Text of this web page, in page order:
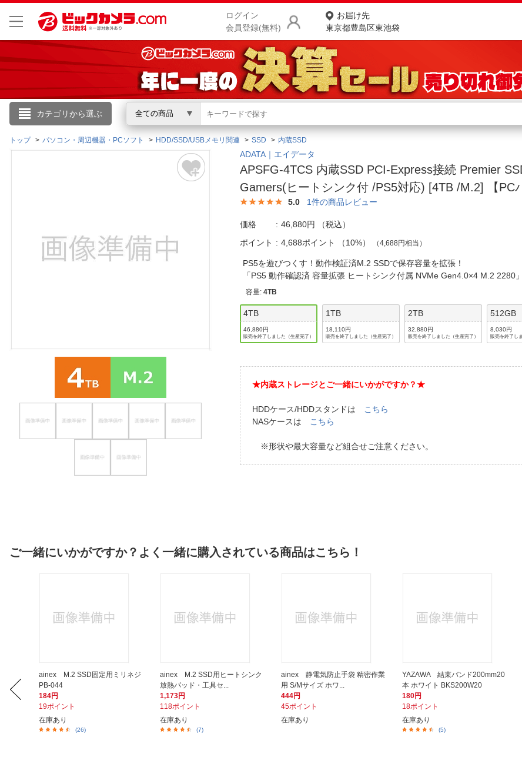
ログイン
会員登録(無料)
お届け先
東京都豊島区東池袋
カテゴリから選ぶ 全ての商品
こんにちは
ログイン
閲覧履歴
商品をさがす
ランキングからさがす
カテゴリ一覧からさがす
お客様サポート
ご利用ガイド
よくある質問・お問合せ
トップ パソコン・周辺機器・PCソフト HDD/SSD/USBメモリ関連 SSD 内蔵SSD
ADATA｜エイデータ
APSFG-4TCS 内蔵SSD PCI-Express接続 Premier
Gamers(ヒートシンク付 /PS5対応) [4TB /M.2] 【PC
5.0 1件の商品レビュー
価格 46,880円
（税込）
ポイント
4,688ポイント （10%） （4,688円相当）
PS5を遊びつくす！動作検証済M.2 SSDで保存容量を拡張！
「PS5 動作確認済 容量拡張 ヒートシンク付属 NVMe Gen4.0×4 M.2
容量:4TB
4TB
46,880円
販売を終了しました（生産完了）
1TB
18,110円
販売を終了しました（生産完了）
2TB
32,880円
販売を終了しました（生産完了）
512GB
8,030円
販売を終了し
★内蔵ストレージとご一緒にいかがですか？★
HDDケース/HDDスタンドは こちら
NASケースは こちら
※形状や最大容量など組合せご注意ください。
ご一緒にいかがですか？よく一緒に購入されている商品はこちら！
ainex M.2 SSD固定用ミリネジ
PB-044
184円
19ポイント
在庫あり
(26)
ainex M.2 SSD用ヒートシンク
放熱パッド・工具セ...
1,173円
118ポイント
在庫あり
(7)
ainex 静電気防止手袋 精密作業
用 S/Mサイズ ホワ...
444円
45ポイント
在庫あり
YAZAWA 結束バンド200mm20
本 ホワイト BKS200W20
180円
18ポイント
在庫あり
(5)